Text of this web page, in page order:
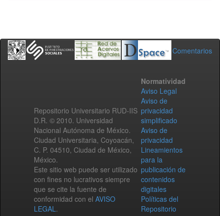
Comentarios
Repositorio Universitario RUD-IIS
D.R. © 2010. Universidad
Nacional Autónoma de México.
Ciudad Universitaria, Coyoacán,
C. P. 04510, Ciudad de México,
México.
Este sitio web puede ser utilizado
con fines no lucrativos siempre
que se cite la fuente de
conformidad con el AVISO
LEGAL.
Normatividad
Aviso Legal
Aviso de
privacidad
simplificado
Aviso de
privacidad
Lineamientos
para la
publicación de
contenidos
digitales
Políticas del
Repositorio